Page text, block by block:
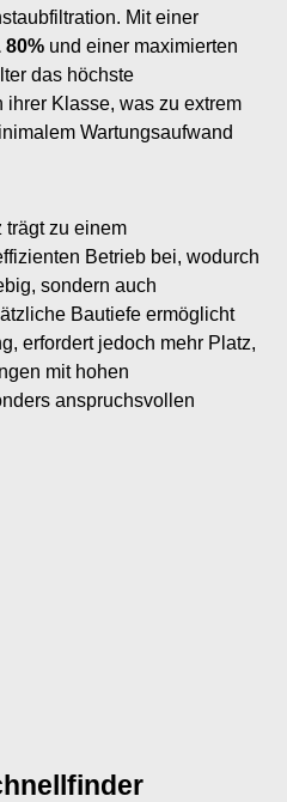
Mit einer
80% und einer maximierten
das höchste
Klasse, was zu extrem
Wartungsaufwand
trägt zu einem
Betrieb bei, wodurch
sondern auch
Bautiefe ermöglicht
erfordert jedoch mehr Platz,
mit hohen
anspruchsvollen